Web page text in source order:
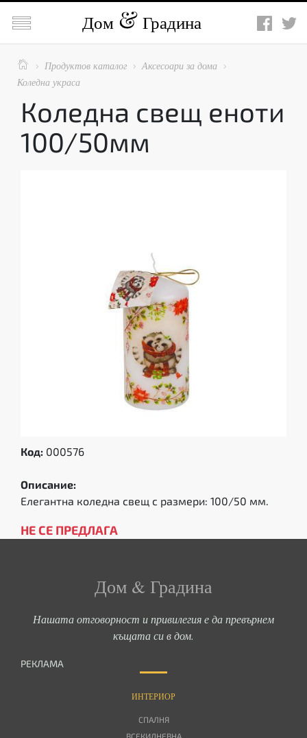
 Дом Градина
  Продуктов каталог  Аксесоари за дома 
Коледна украса
Коледна свещ еноти
100/50мм
Код: 000576
Описание:
Елегантна коледна свещ с размери: 100/50 мм.
НЕ СЕ ПРЕДЛАГА
Дом & Градина
Нашата отговорност и привилегия е да превърнем
къщата си в дом.
РЕКЛАМА
ИНТЕРИОР
СПАЛНЯ
ВСЕКИДНЕВНА